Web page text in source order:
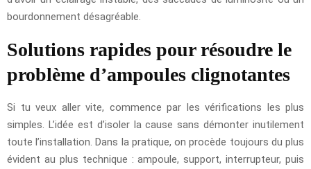
bourdonnement désagréable.
Solutions rapides pour résoudre le
problème d’ampoules clignotantes
Si tu veux aller vite, commence par les vérifications les plus
simples. L’idée est d’isoler la cause sans démonter inutilement
toute l’installation. Dans la pratique, on procède toujours du plus
évident au plus technique : ampoule, support, interrupteur, puis